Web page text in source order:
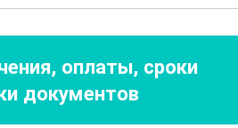
тем курса является
на
ознакомятся с
и охраны
оплаты, сроки
документов